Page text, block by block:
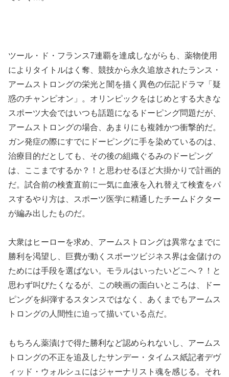
ツール・ド・フランス7連覇を達成しながらも、薬物使用
によりタイトルはく奪、競技から永久追放されたランス・
アームストロングの栄光と闇を描く異色の伝記ドラマ「疑
惑のチャンピオン」。オリンピックをはじめとする大きな
スポーツ大会ではいつも話題になるドーピング問題だが、
アームストロングの場合、あまりにも複雑かつ衝撃的だ。
ガン発症の際にすでにドーピングに手を染めているのは、
治療目的だとしても、その後の組織ぐるみのドーピング
は、ここまでするか？！と思わせるほど大掛かりで計画的
だ。試合前の検査直前に一気に血液を入れ替えて検査をパ
スするやり方は、スポーツ医学に精通したチームドクター
が編み出したものだ。
大衆はヒーローを求め、アームストロングは異常なまでに
勝利を渇望し、巨費が動くスポーツビジネス界は金儲けの
ためには手段を選ばない。モラルはいったいどこへ？！と
思わず叫びたくなるが、この映画の面白いところは、ドー
ピングを糾弾するスタンスではなく、あくまでもアームス
トロングの人間性に迫って描いている点だ。
もちろん薬漬けで得た勝利など認められないし、アームス
トロングの不正を追及したサンデー・タイムス紙記者デヴ
ィッド・ウォルシュにはジャーナリスト魂を感じる。それ